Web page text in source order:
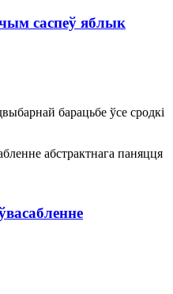
саспеў яблык
барацьбе ўсе сродкі